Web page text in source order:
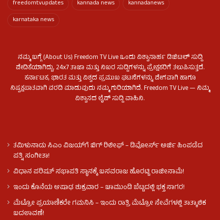
freedomtvupdates kannada news
kannadanews
karnataka news
ನಮ್ಮ ಬಗ್ಗೆ (About Us) Freedom TV Live ಒಂದು ವಿಶ್ವಾಸಾರ್ಹ ಡಿಜಿಟಲ್ ಸುದ್ದಿ
ವೇದಿಕೆಯಾಗಿದ್ದು, 24x7 ತಾಜಾ ಮತ್ತು ನಿಖರ ಸುದ್ದಿಗಳನ್ನು ಪ್ರೇಕ್ಷಕರಿಗೆ ತಲುಪಿಸುತ್ತದೆ.
ಕರ್ನಾಟಕ, ಭಾರತ ಮತ್ತು ವಿಶ್ವದ ಪ್ರಮುಖ ಘಟನೆಗಳನ್ನು ವೇಗವಾಗಿ ಹಾಗೂ
ನಿಷ್ಪಕ್ಷಪಾತವಾಗಿ ವರದಿ ಮಾಡುವುದು ನಮ್ಮ ಗುರಿಯಾಗಿದೆ. Freedom TV Live — ನಿಮ್ಮ
ವಿಶ್ವಾಸದ ಲೈವ್ ಸುದ್ದಿ ವಾಹಿನಿ.
ತಮಿಳುನಾಡು ಸಿಎಂ ವಿಜಯ್‌ಗೆ ಬಿಗ್ ರಿಲೀಫ್ – ಡಿವೋರ್ಸ್ ಅರ್ಜಿ ಹಿಂಪಡೆದ
ಪತ್ನಿ ಸಂಗೀತಾ!
ವಿಧಾನ ಪರಿಷತ್ ಸಭಾಪತಿ ಸ್ಥಾನಕ್ಕೆ ಬಸವರಾಜ ಹೊರಟ್ಟಿ ರಾಜೀನಾಮೆ!
ಇಂದು ಕೊನೆಯ ಆಷಾಢ ಶುಕ್ರವಾರ – ಚಾಮುಂಡಿ ಬೆಟ್ಟದಲ್ಲಿ ಭಕ್ತ ಸಾಗರ!
ಮೆಟ್ರೋ ಪ್ರಯಾಣಿಕರೇ ಗಮನಿಸಿ – ಇಂದು ರಾತ್ರಿ ಮೆಟ್ರೋ ಸೇವೆಗಳಲ್ಲಿ ತಾತ್ಕಾಲಿಕ
ಬದಲಾವಣೆ!